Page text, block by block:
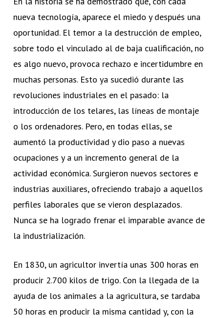
nueva tecnología, aparece el miedo y después una
oportunidad. El temor a la destrucción de empleo,
sobre todo el vinculado al de baja cualificación, no
es algo nuevo, provoca rechazo e incertidumbre en
muchas personas. Esto ya sucedió durante las
revoluciones industriales en el pasado: la
introducción de los telares, las líneas de montaje
o los ordenadores. Pero, en todas ellas, se
aumentó la productividad y dio paso a nuevas
ocupaciones y a un incremento general de la
actividad económica. Surgieron nuevos sectores e
industrias auxiliares, ofreciendo trabajo a aquellos
perfiles laborales que se vieron desplazados.
Nunca se ha logrado frenar el imparable avance de
la industrialización.
En 1830, un agricultor invertía unas 300 horas en
producir 2.700 kilos de trigo. Con la llegada de la
ayuda de los animales a la agricultura, se tardaba
50 horas en producir la misma cantidad y, con la